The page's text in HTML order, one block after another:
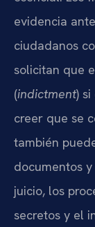
evidencia
ciudadanos
solicitan que
(indictment)
creer que se
también
documentos
juicio, los
secretos y el